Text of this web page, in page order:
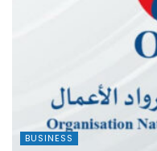
BUSINESS